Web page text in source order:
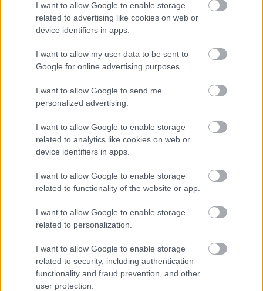
I want to allow Google to enable storage
related to advertising like cookies on web or
device identifiers in apps.
I want to allow my user data to be sent to
Google for online advertising purposes.
I want to allow Google to send me
personalized advertising.
I want to allow Google to enable storage
related to analytics like cookies on web or
device identifiers in apps.
I want to allow Google to enable storage
related to functionality of the website or app.
I want to allow Google to enable storage
related to personalization.
I want to allow Google to enable storage
related to security, including authentication
functionality and fraud prevention, and other
user protection.
Διαβάζονται αυτή τη στιγμή
Η χώρα που ζει το δημογραφικό μας μέλλον
της μέχρι το 2070
Ακαθάριστα οικόπεδα: Τι γίνεται όταν ο
ιδιοκτήτης δεν τα καθαρίσει - Πώς κινούνται